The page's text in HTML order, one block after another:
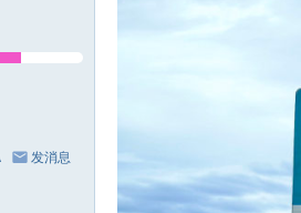
发消息